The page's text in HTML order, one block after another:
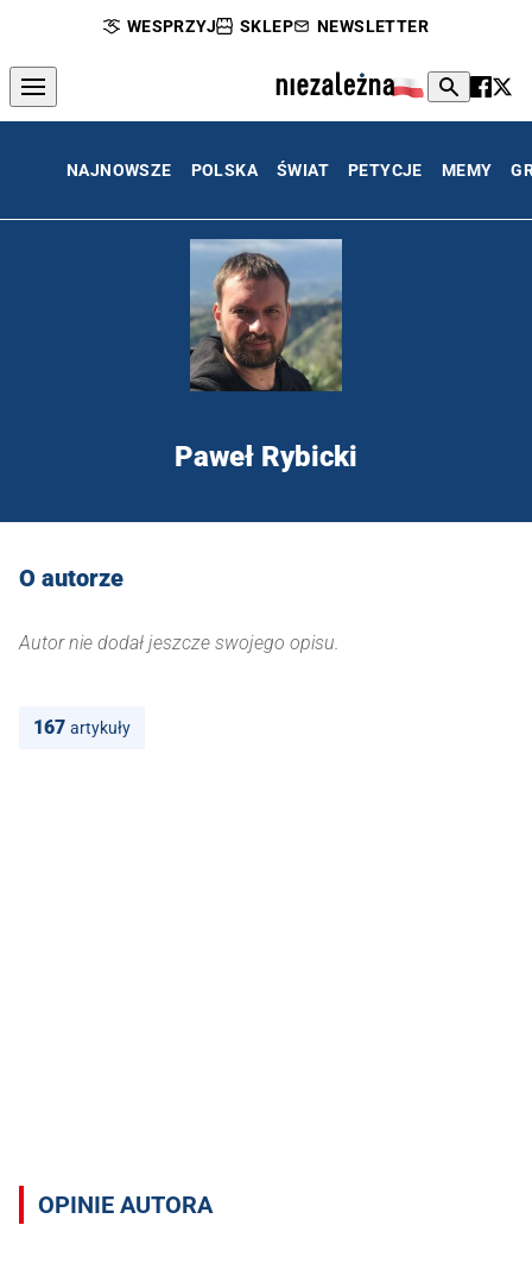
WESPRZYJ SKLEP NEWSLETTER
NAJNOWSZE POLSKA ŚWIAT PETYCJE MEMY
Paweł Rybicki
O autorze
Autor nie dodał jeszcze swojego opisu.
167 artykuły
Opinie autora Paweł Rybicki
OPINIE AUTORA